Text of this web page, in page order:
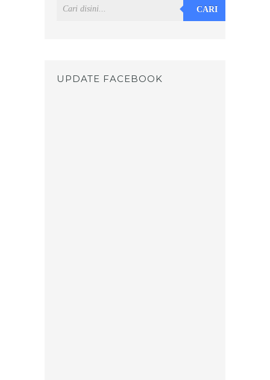
CARI
UPDATE FACEBOOK